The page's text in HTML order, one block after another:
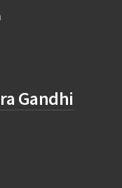
Gandhi